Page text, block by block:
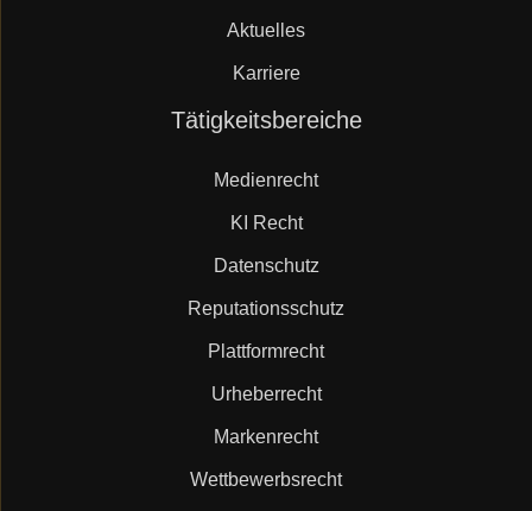
Aktuelles
Karriere
Tätigkeitsbereiche
Medienrecht
KI Recht
Datenschutz
Reputationsschutz
Plattformrecht
Urheberrecht
Markenrecht
Wettbewerbsrecht